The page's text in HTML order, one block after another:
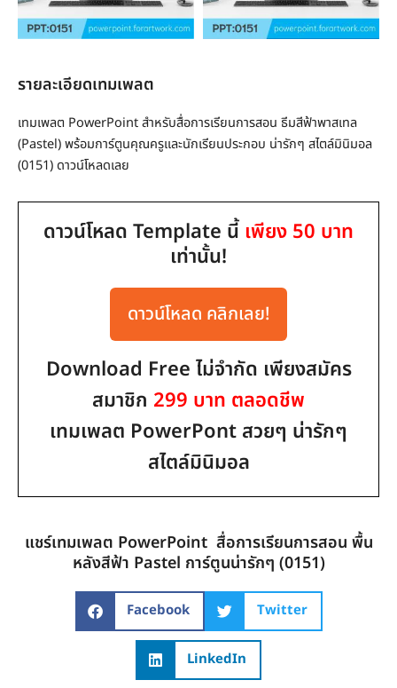
รายละเอียดเทมเพลต
เทมเพลต PowerPoint สำหรับสื่อการเรียนการสอน ธีมสีฟ้าพาสเทล
(Pastel) พร้อมการ์ตูนคุณครูและนักเรียนประกอบ น่ารักๆ สไตล์มินิมอล
(0151) ดาวน์โหลดเลย
ดาวน์โหลด Template นี้ เพียง 50 บาท
เท่านั้น!
ดาวน์โหลด คลิกเลย!
Download Free ไม่จำกัด เพียงสมัคร
สมาชิก 299 บาท ตลอดชีพ
เทมเพลต PowerPont สวยๆ น่ารักๆ
สไตล์มินิมอล
แชร์เทมเพลต PowerPoint สื่อการเรียนการสอน พื้น
หลังสีฟ้า Pastel การ์ตูนน่ารักๆ (0151)
Facebook Twitter
LinkedIn